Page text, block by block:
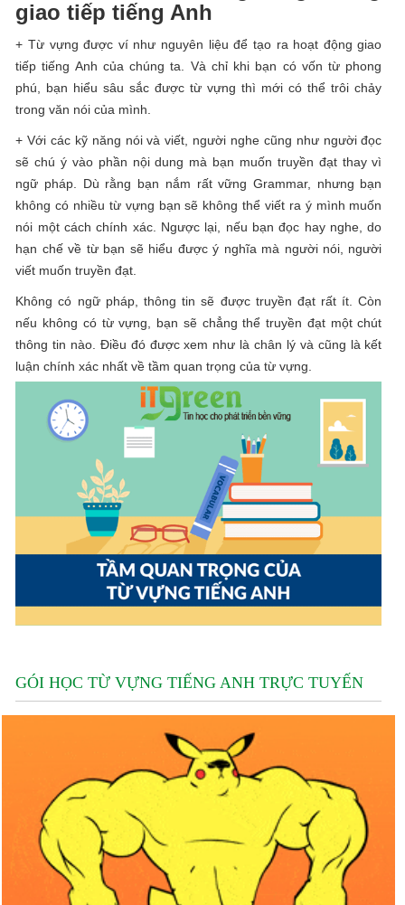
giao tiếp tiếng Anh
+ Từ vựng được ví như nguyên liệu để tạo ra hoạt động giao
tiếp tiếng Anh của chúng ta. Và chỉ khi bạn có vốn từ phong
phú, bạn hiểu sâu sắc được từ vựng thì mới có thể trôi chảy
trong văn nói của mình.
+ Với các kỹ năng nói và viết, người nghe cũng như người đọc
sẽ chú ý vào phần nội dung mà bạn muốn truyền đạt thay vì
ngữ pháp. Dù rằng bạn nắm rất vững Grammar, nhưng bạn
không có nhiều từ vựng bạn sẽ không thể viết ra ý mình muốn
nói một cách chính xác. Ngược lại, nếu bạn đọc hay nghe, do
hạn chế về từ bạn sẽ hiểu được ý nghĩa mà người nói, người
viết muốn truyền đạt.
Không có ngữ pháp, thông tin sẽ được truyền đạt rất ít. Còn
nếu không có từ vựng, bạn sẽ chẳng thể truyền đạt một chút
thông tin nào. Điều đó được xem như là chân lý và cũng là kết
luận chính xác nhất về tầm quan trọng của từ vựng.
GÓI HỌC TỪ VỰNG TIẾNG ANH TRỰC TUYẾN